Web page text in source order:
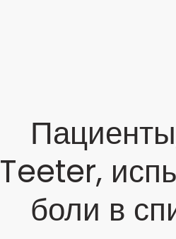
Teeter,
боли в